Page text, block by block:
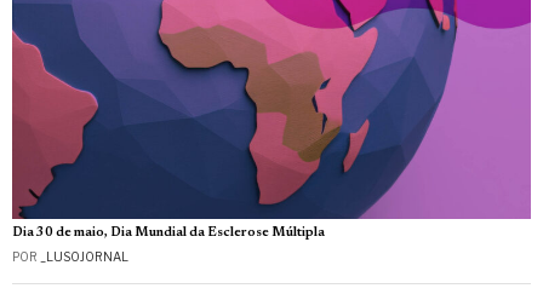
Dia 30 de maio, Dia Mundial da Esclerose Múltipla
POR _LUSOJORNAL